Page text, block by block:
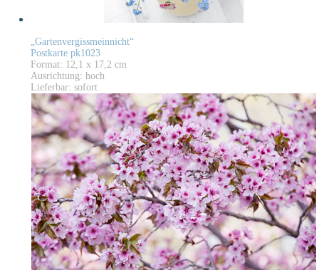
„Gartenvergissmeinnicht“
Postkarte pk1023
Format: 12,1 x 17,2 cm
Ausrichtung: hoch
Lieferbar: sofort